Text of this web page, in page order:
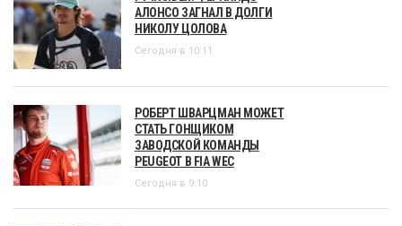
АЛОНСО ЗАГНАЛ В ДОЛГИ
НИКОЛУ ЦОЛОВА
Сегодня в 10:11
РОБЕРТ ШВАРЦМАН МОЖЕТ
СТАТЬ ГОНЩИКОМ
ЗАВОДСКОЙ КОМАНДЫ
PEUGEOT В FIA WEC
Сегодня в 9:10